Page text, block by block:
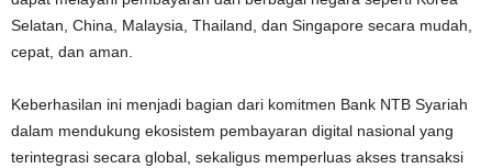
Selatan, China, Malaysia, Thailand, dan Singapore secara mudah,
cepat, dan aman.
Keberhasilan ini menjadi bagian dari komitmen Bank NTB Syariah
dalam mendukung ekosistem pembayaran digital nasional yang
terintegrasi secara global, sekaligus memperluas akses transaksi